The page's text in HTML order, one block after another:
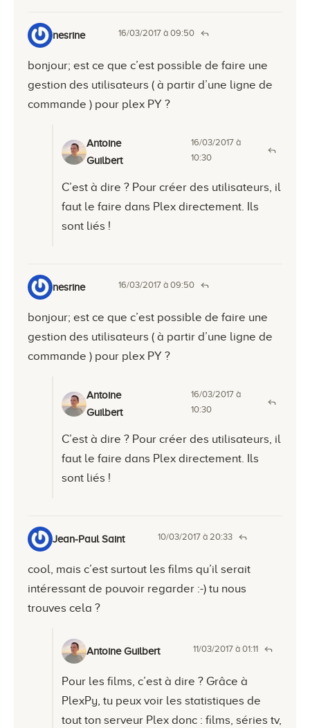
nesrine 16/03/2017 à 09:50
bonjour; est ce que c’est possible de faire une
gestion des utilisateurs ( à partir d’une ligne de
commande ) pour plex PY ?
Antoine
Guilbert
16/03/2017 à
10:30
C’est à dire ? Pour créer des utilisateurs, il
faut le faire dans Plex directement. Ils
sont liés !
nesrine 16/03/2017 à 09:50
bonjour; est ce que c’est possible de faire une
gestion des utilisateurs ( à partir d’une ligne de
commande ) pour plex PY ?
Antoine
Guilbert
16/03/2017 à
10:30
C’est à dire ? Pour créer des utilisateurs, il
faut le faire dans Plex directement. Ils
sont liés !
Jean-Paul Saint 10/03/2017 à 20:33
cool, mais c’est surtout les films qu’il serait
intéressant de pouvoir regarder :-) tu nous
trouves cela ?
Antoine Guilbert 11/03/2017 à 01:11
Pour les films, c’est à dire ? Grâce à
PlexPy, tu peux voir les statistiques de
tout ton serveur Plex donc : films, séries tv,